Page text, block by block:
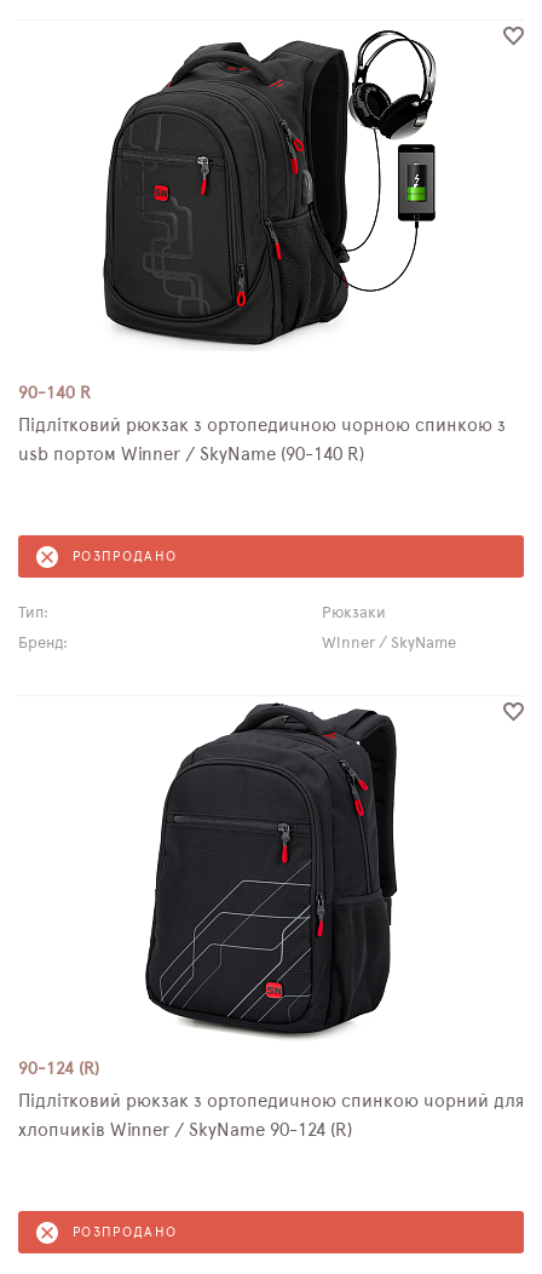
90-140 R
Підлітковий рюкзак з ортопедичною чорною спинкою з
usb портом Winner / SkyName (90-140 R)
РОЗПРОДАНО
Тип:
Рюкзаки
Бренд:
Winner / SkyName
90-124 (R)
Підлітковий рюкзак з ортопедичною спинкою чорний для
хлопчиків Winner / SkyName 90-124 (R)
РОЗПРОДАНО